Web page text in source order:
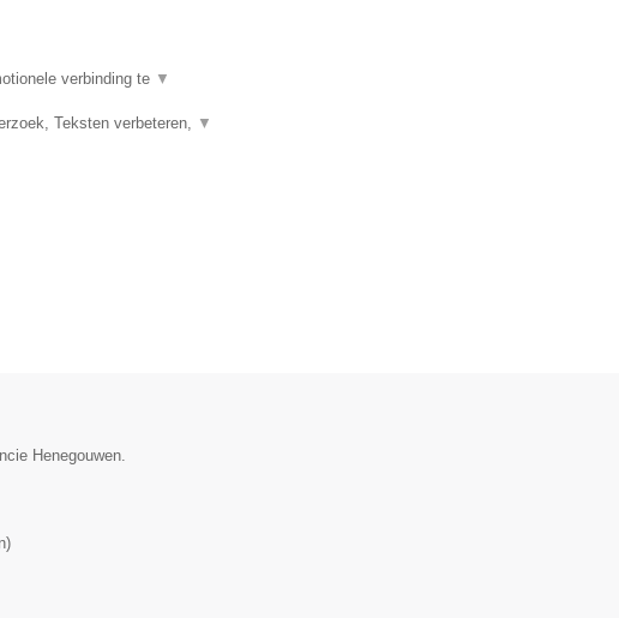
verbinding te ▼
Teksten verbeteren, ▼
Henegouwen.
)